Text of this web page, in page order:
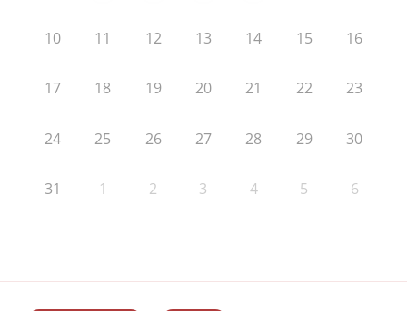
10 11 12 13 14 15 16
17 18 19 20 21 22 23
24 25 26 27 28 29 30
31 1 2 3 4 5 6